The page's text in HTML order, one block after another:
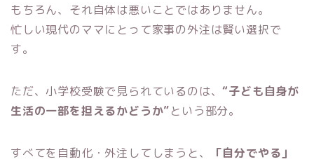
もちろん、それ自体は悪いことではありません。
忙しい現代のママにとって家事の外注は賢い選択で
す。
ただ、小学校受験で見られているのは、“子ども自身が
生活の一部を担えるかどうか”という部分。
すべてを自動化・外注してしまうと、
「自分でやる」